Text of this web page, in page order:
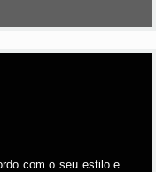
com o seu estilo e